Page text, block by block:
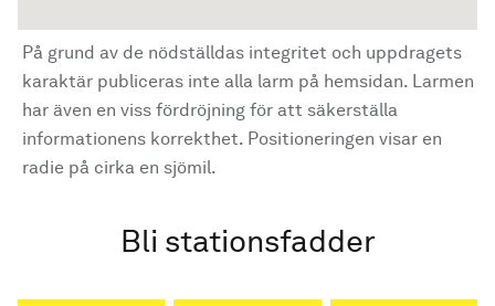
På grund av de nödställdas integritet och uppdragets
karaktär publiceras inte alla larm på hemsidan. Larmen
har även en viss fördröjning för att säkerställa
informationens korrekthet. Positioneringen visar en
radie på cirka en sjömil.
Bli stationsfadder